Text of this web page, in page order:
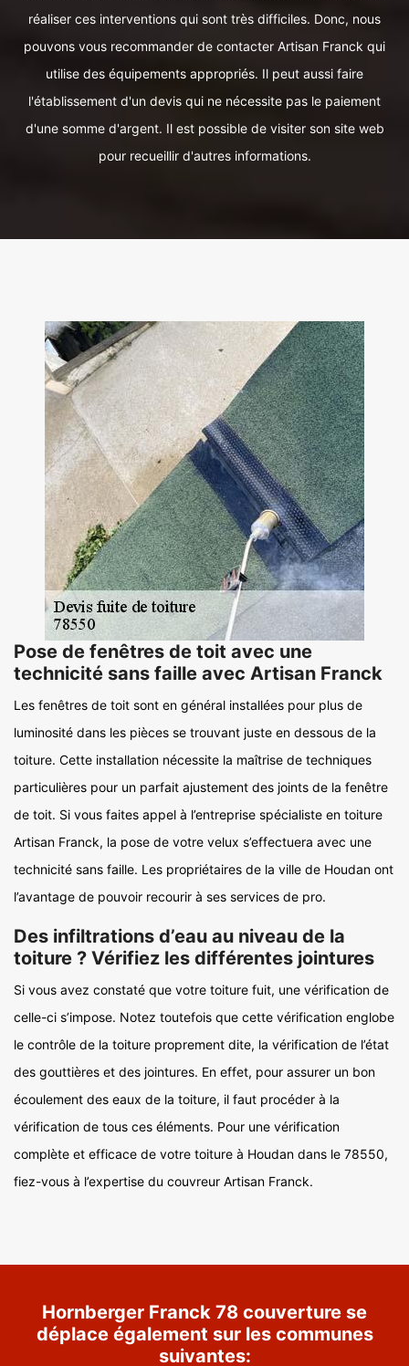
réaliser ces interventions qui sont très difficiles. Donc, nous
pouvons vous recommander de contacter Artisan Franck qui
utilise des équipements appropriés. Il peut aussi faire
l'établissement d'un devis qui ne nécessite pas le paiement
d'une somme d'argent. Il est possible de visiter son site web
pour recueillir d'autres informations.
Pose de fenêtres de toit avec une
technicité sans faille avec Artisan Franck
Les fenêtres de toit sont en général installées pour plus de
luminosité dans les pièces se trouvant juste en dessous de la
toiture. Cette installation nécessite la maîtrise de techniques
particulières pour un parfait ajustement des joints de la fenêtre
de toit. Si vous faites appel à l’entreprise spécialiste en toiture
Artisan Franck, la pose de votre velux s’effectuera avec une
technicité sans faille. Les propriétaires de la ville de Houdan ont
l’avantage de pouvoir recourir à ses services de pro.
Des infiltrations d’eau au niveau de la
toiture ? Vérifiez les différentes jointures
Si vous avez constaté que votre toiture fuit, une vérification de
celle-ci s’impose. Notez toutefois que cette vérification englobe
le contrôle de la toiture proprement dite, la vérification de l’état
des gouttières et des jointures. En effet, pour assurer un bon
écoulement des eaux de la toiture, il faut procéder à la
vérification de tous ces éléments. Pour une vérification
complète et efficace de votre toiture à Houdan dans le 78550,
fiez-vous à l’expertise du couvreur Artisan Franck.
Hornberger Franck 78 couverture se
déplace également sur les communes
suivantes: